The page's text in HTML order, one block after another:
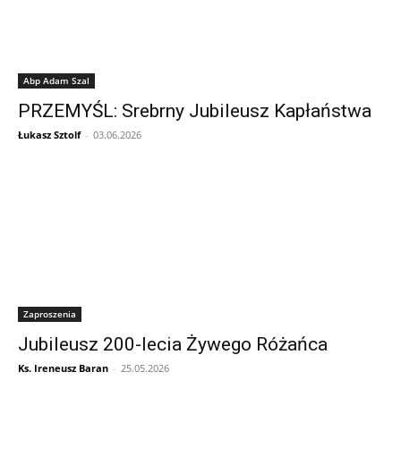
Abp Adam Szal
PRZEMYŚL: Srebrny Jubileusz Kapłaństwa
Łukasz Sztolf - 03.06.2026
Zaproszenia
Jubileusz 200-lecia Żywego Różańca
Ks. Ireneusz Baran - 25.05.2026